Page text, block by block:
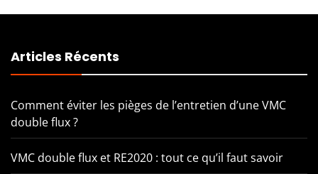
Articles Récents
Comment éviter les pièges de l’entretien d’une VMC
double flux ?
VMC double flux et RE2020 : tout ce qu’il faut savoir